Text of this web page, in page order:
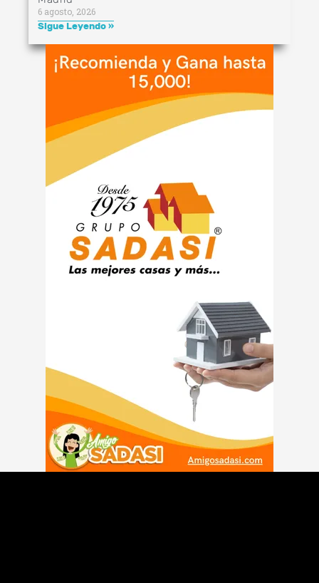
6 agosto, 2026
Sigue Leyendo »